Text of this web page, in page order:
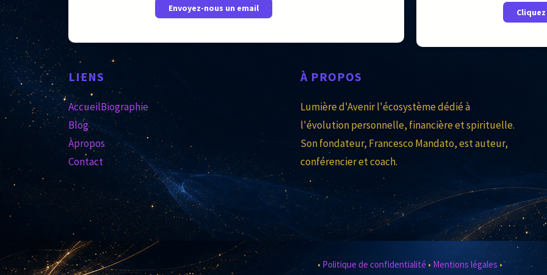
Envoyez-nous un email
LIENS
AccueilBiographie
Blog
Àpropos
Contact
ÀPROPOS
Lumière d'Avenir l'écosystème dédié à
l'évolution personnelle, financière et spirituelle.
Son fondateur, Francesco Mandato, est auteur,
conférencier et coach.
• Politique de confidentialité • Mentions légales •